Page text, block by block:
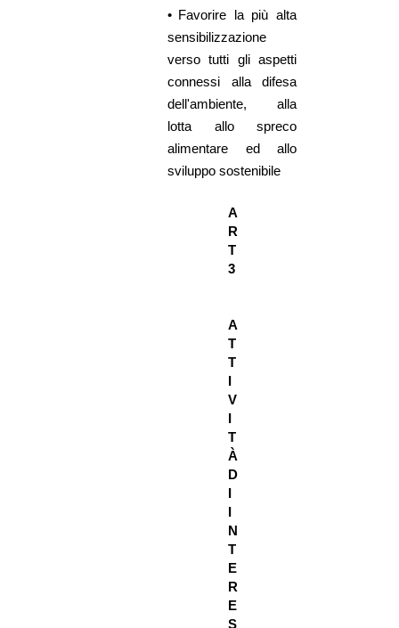
• Favorire la più alta
sensibilizzazione
verso tutti gli aspetti
connessi alla difesa
dell'ambiente, alla
lotta allo spreco
alimentare ed allo
sviluppo sostenibile
A
R
T
3
A
T
T
I
V
I
T
À
D
I
I
N
T
E
R
E
S